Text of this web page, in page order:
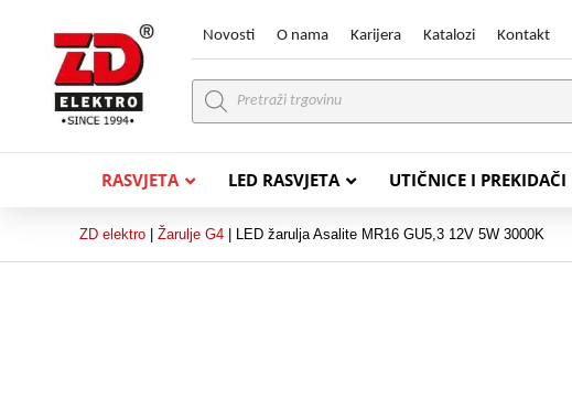
Novosti O nama Karijera Katalozi Kontakt
Products
search
RASVJETA LED RASVJETA UTIČNICE I PREKIDAČI
ZD elektro Žarulje G4 LED žarulja Asalite MR16 GU5,3 12V 5W 3000K